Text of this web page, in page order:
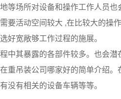
等场所对设备和操作工作人员
活动空间较大 ,在比较大的操
好宽敞够工作过程的施展。
其暴露的各部件较多。也会潜
吊装公司哪家好的简单介绍。
没有相关的设备车辆等等。